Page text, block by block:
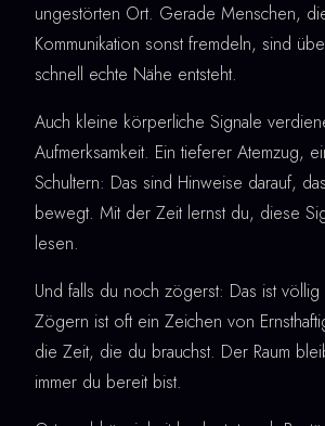
ungestörten Ort. Gerade Menschen,
Kommunikation sonst fremdeln, sind
schnell echte Nähe entsteht.
Auch kleine körperliche Signale
Aufmerksamkeit. Ein tieferer Atemzug,
Schultern: Das sind Hinweise darauf,
bewegt. Mit der Zeit lernst du, diese
lesen.
Und falls du noch zögerst: Das ist
Zögern ist oft ein Zeichen von
die Zeit, die du brauchst. Der Raum
immer du bereit bist.